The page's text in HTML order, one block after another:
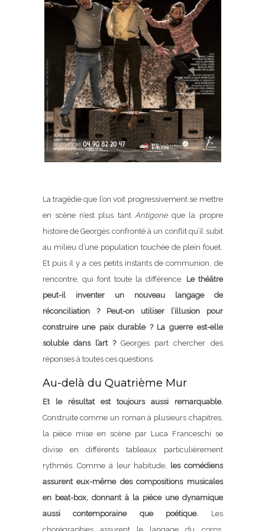
La tragédie que l’on voit progressivement se mettre
en scène n’est plus tant Antigoneque la propre
histoire de Georges confronté à un conflit qu’il subit
au milieu d’une population touchée de plein fouet.
Et puis il y a ces petits instants de communion, de
rencontre, qui font toute la différence. Le théâtre
peut-il inventer un nouveau langage de
réconciliation ?
Peut-on utiliser l’illusion pour
construire une paix durable ? La guerre est-elle
soluble dans l’art ?Georges part chercher des
réponses à toutes ces questions.
Au-delà du Quatrième Mur
Et le résultat est toujours aussi remarquable.
Construite comme un roman à plusieurs chapitres,
la pièce mise en scène par Luca Franceschi se
divise en différents tableaux particulièrement
rythmés. Comme à leur habitude,
les comédiens
assurent eux-même des compositions musicales
en beat-box, donnant à la pièce une dynamique
aussi contemporaine que poétique. Les